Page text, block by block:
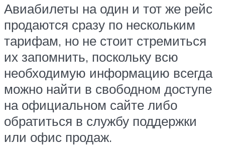
Авиабилеты на один и тот же рейс
продаются сразу по нескольким
тарифам, но не стоит стремиться
их запомнить, поскольку всю
необходимую информацию всегда
можно найти в свободном доступе
на официальном сайте либо
обратиться в службу поддержки
или офис продаж.